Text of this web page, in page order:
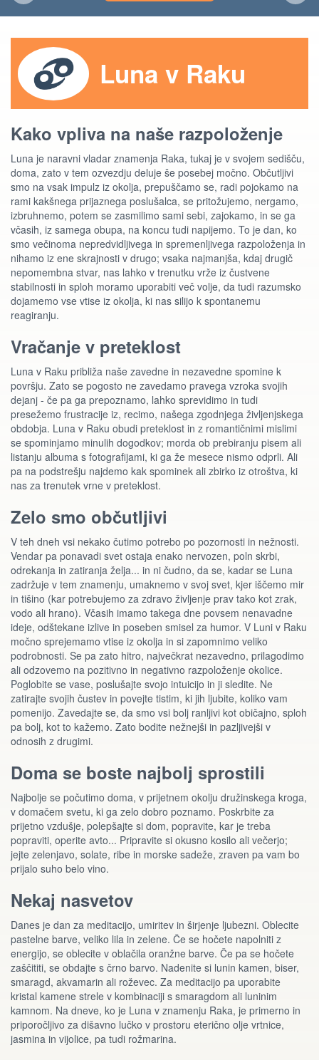
Luna v Raku
Kako vpliva na naše razpoloženje
Luna je naravni vladar znamenja Raka, tukaj je v svojem sedišču,
doma, zato v tem ozvezdju deluje še posebej močno. Občutljivi
smo na vsak impulz iz okolja, prepuščamo se, radi pojokamo na
rami kakšnega prijaznega poslušalca, se pritožujemo, nergamo,
izbruhnemo, potem se zasmilimo sami sebi, zajokamo, in se ga
včasih, iz samega obupa, na koncu tudi napijemo. To je dan, ko
smo večinoma nepredvidljivega in spremenljivega razpoloženja in
nihamo iz ene skrajnosti v drugo; vsaka najmanjša, kdaj drugič
nepomembna stvar, nas lahko v trenutku vrže iz čustvene
stabilnosti in sploh moramo uporabiti več volje, da tudi razumsko
dojamemo vse vtise iz okolja, ki nas silijo k spontanemu
reagiranju.
Vračanje v preteklost
Luna v Raku približa naše zavedne in nezavedne spomine k
površju. Zato se pogosto ne zavedamo pravega vzroka svojih
dejanj - če pa ga prepoznamo, lahko sprevidimo in tudi
presežemo frustracije iz, recimo, našega zgodnjega življenjskega
obdobja. Luna v Raku obudi preteklost in z romantičnimi mislimi
se spominjamo minulih dogodkov; morda ob prebiranju pisem ali
listanju albuma s fotografijami, ki ga že mesece nismo odprli. Ali
pa na podstrešju najdemo kak spominek ali zbirko iz otroštva, ki
nas za trenutek vrne v preteklost.
Zelo smo občutljivi
V teh dneh vsi nekako čutimo potrebo po pozornosti in nežnosti.
Vendar pa ponavadi svet ostaja enako nervozen, poln skrbi,
odrekanja in zatiranja želja... in ni čudno, da se, kadar se Luna
zadržuje v tem znamenju, umaknemo v svoj svet, kjer iščemo mir
in tišino (kar potrebujemo za zdravo življenje prav tako kot zrak,
vodo ali hrano). Včasih imamo takega dne povsem nenavadne
ideje, odštekane izlive in poseben smisel za humor. V Luni v Raku
močno sprejemamo vtise iz okolja in si zapomnimo veliko
podrobnosti. Se pa zato hitro, največkrat nezavedno, prilagodimo
ali odzovemo na pozitivno in negativno razpoloženje okolice.
Poglobite se vase, poslušajte svojo intuicijo in ji sledite. Ne
zatirajte svojih čustev in povejte tistim, ki jih ljubite, koliko vam
pomenijo. Zavedajte se, da smo vsi bolj ranljivi kot običajno, sploh
pa bolj, kot to kažemo. Zato bodite nežnejši in pazljivejši v
odnosih z drugimi.
Doma se boste najbolj sprostili
Najbolje se počutimo doma, v prijetnem okolju družinskega kroga,
v domačem svetu, ki ga zelo dobro poznamo. Poskrbite za
prijetno vzdušje, polepšajte si dom, popravite, kar je treba
popraviti, operite avto... Pripravite si okusno kosilo ali večerjo;
jejte zelenjavo, solate, ribe in morske sadeže, zraven pa vam bo
prijalo suho belo vino.
Nekaj nasvetov
Danes je dan za meditacijo, umiritev in širjenje ljubezni. Oblecite
pastelne barve, veliko lila in zelene. Če se hočete napolniti z
energijo, se oblecite v oblačila oranžne barve. Če pa se hočete
zaščititi, se obdajte s črno barvo. Nadenite si lunin kamen, biser,
smaragd, akvamarin ali roževec. Za meditacijo pa uporabite
kristal kamene strele v kombinaciji s smaragdom ali luninim
kamnom. Na dneve, ko je Luna v znamenju Raka, je primerno in
priporočljivo za dišavno lučko v prostoru eterično olje vrtnice,
jasmina in vijolice, pa tudi rožmarina.